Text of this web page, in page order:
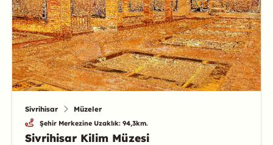
Sivrihisar Müzeler
Şehir Merkezine Uzaklık: 94,3km.
Sivrihisar Kilim Müzesi